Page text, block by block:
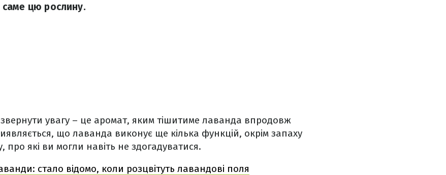
саме цю рослину.
увагу – це аромат, яким тішитиме лаванда впродовж
що лаванда виконує ще кілька функцій, окрім запаху
про які ви могли навіть не здогадуватися.
стало відомо, коли розцвітуть лавандові поля